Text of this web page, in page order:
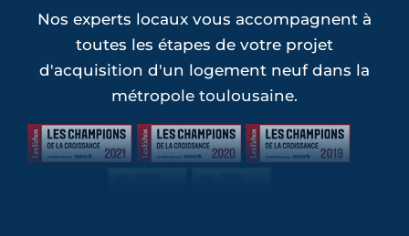
Nos experts locaux vous accompagnent à
toutes les étapes de votre projet
d'acquisition d'un logement neuf dans la
métropole toulousaine.